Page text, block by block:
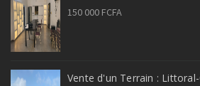
150 000 FCFA
Vente d'un Terrain :